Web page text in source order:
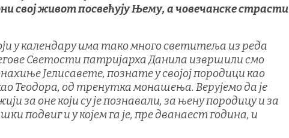
свој живот посвећују Њему, а човечанске страсти
у календару има тако много светитеља из реда
Светости патријарха Данила извршили смо
Јелисавете, познате у својој породици као
Теодора, од тренутка монашења. Верујемо да је
за оне који су је познавали, за њену породицу и за
подвиг и у којем га је, пре дванаест година, и